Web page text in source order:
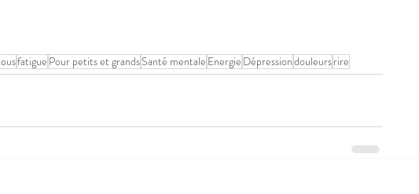
fatigue Pour petits et grandsSanté mentale Energie Dépressiondouleursrire